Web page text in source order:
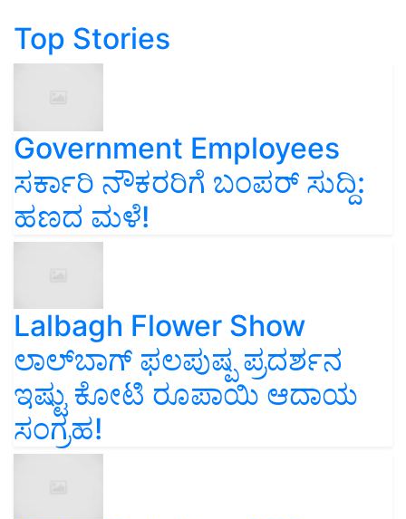
Top Stories
Government Employees
ಸರ್ಕಾರಿ ನೌಕರರಿಗೆ ಬಂಪರ್‌ ಸುದ್ದಿ:
ಹಣದ ಮಳೆ!
Lalbagh Flower Show
ಲಾಲ್‌ಬಾಗ್ ಫಲಪುಷ್ಪ ಪ್ರದರ್ಶನ
ಇಷ್ಟು ಕೋಟಿ ರೂಪಾಯಿ ಆದಾಯ
ಸಂಗ್ರಹ!